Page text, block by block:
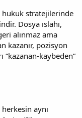
hukuk stratejilerinde
Dosya ıslahı,
alınmaz ama
kazanır, pozisyon
“kazanan-kaybeden”
aynı